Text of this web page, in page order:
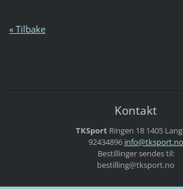
« Tilbake
Kontakt
TKSport Ringen 18 1405
92434896 info@tksport.no
Bestillinger sendes til:
bestilling@tksport.no